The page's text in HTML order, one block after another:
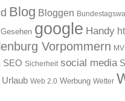
Blog Bloggen
Gesehen google Handy
Vorpommern MV
SEO Sicherheit social media
Urlaub Web 2.0 Werbung Wetter